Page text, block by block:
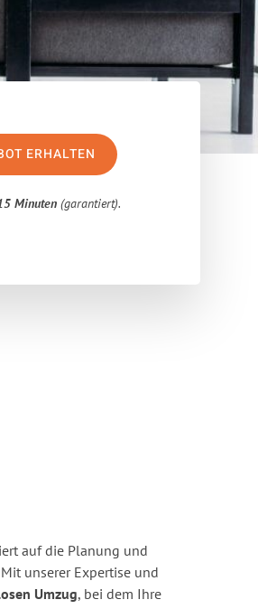
ERHALTEN
Minuten (garantiert).
auf die Planung und
unserer Expertise und
Umzug, bei dem Ihre